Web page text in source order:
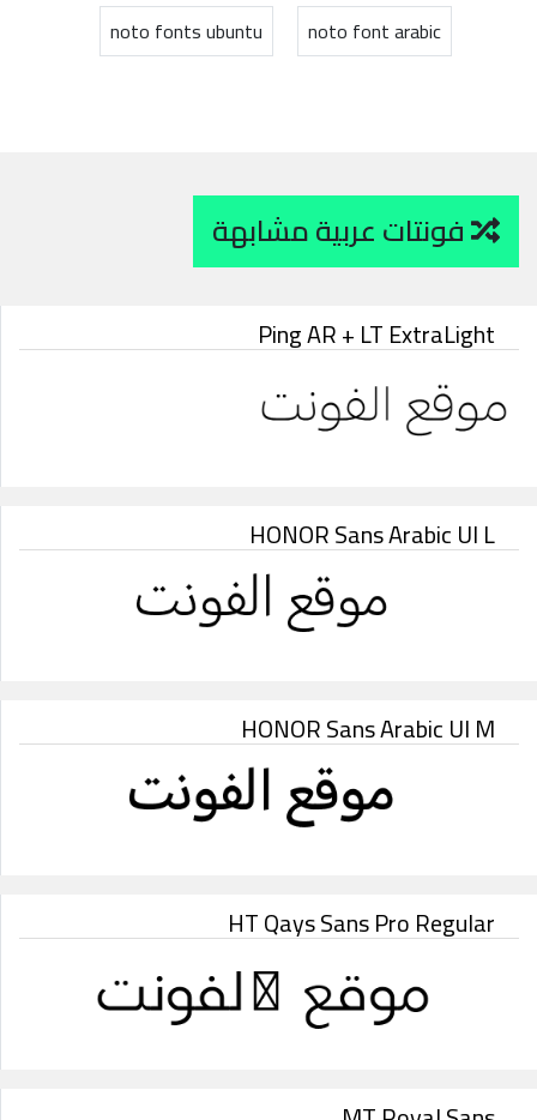
noto font arabic
noto fonts ubuntu
Ping AR + LT ExtraLight
HONOR Sans Arabic UI L
HONOR Sans Arabic UI M
HT Qays Sans Pro Regular